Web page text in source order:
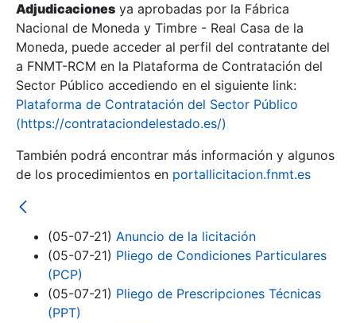
Mostrar/Ocultar
Adjudicaciones ya aprobadas por la Fábrica
Nacional de Moneda y Timbre - Real Casa de la
Moneda, puede acceder al perfil del contratante del
a FNMT-RCM en la Plataforma de Contratación del
Sector Público accediendo en el siguiente link:
Plataforma de Contratación del Sector Público
(https://contrataciondelestado.es/)
También podrá encontrar más información y algunos
de los procedimientos en portallicitacion.fnmt.es
(05-07-21) Anuncio de la licitación
(05-07-21) Pliego de Condiciones Particulares
(PCP)
(05-07-21) Pliego de Prescripciones Técnicas
(PPT)